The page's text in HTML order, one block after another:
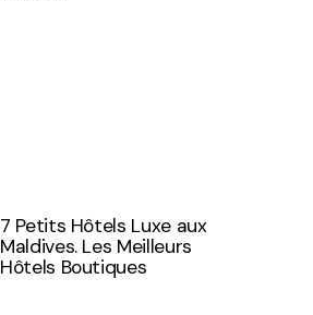
7 Petits Hôtels Luxe aux
Maldives. Les Meilleurs
Hôtels Boutiques